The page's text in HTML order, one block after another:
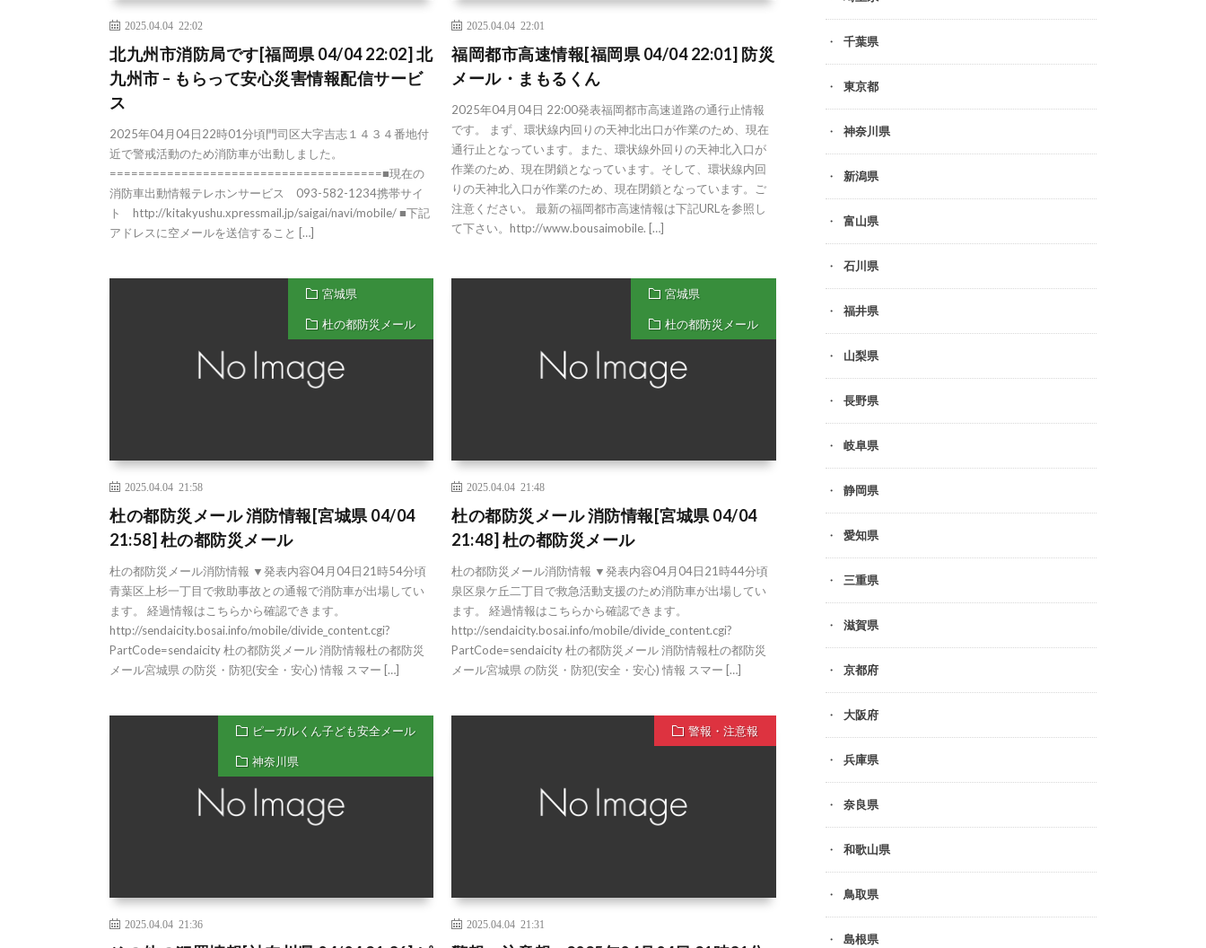
2025.04.04 22:02
北九州市消防局です[福岡県 04/04 22:02] 北
九州市 – もらって安心災害情報配信サービ
ス
2025年04月04日22時01分頃門司区大字吉志１４３４番地付
近で警戒活動のため消防車が出動しました。
======================================■現在の
消防車出動情報テレホンサービス 093-582-1234携帯サイ
ト http://kitakyushu.xpressmail.jp/saigai/navi/mobile/ ■下記
アドレスに空メールを送信すること […]
2025.04.04 22:01
福岡都市高速情報[福岡県 04/04 22:01] 防災
メール・まもるくん
2025年04月04日 22:00発表福岡都市高速道路の通行止情報
です。 まず、環状線内回りの天神北出口が作業のため、現在
通行止となっています。また、環状線外回りの天神北入口が
作業のため、現在閉鎖となっています。そして、環状線内回
りの天神北入口が作業のため、現在閉鎖となっています。ご
注意ください。 最新の福岡都市高速情報は下記URLを参照し
て下さい。http://www.bousaimobile. […]
宮城県
杜の都防災メール
2025.04.04 21:58
杜の都防災メール 消防情報[宮城県 04/04
21:58] 杜の都防災メール
杜の都防災メール消防情報 ▼発表内容04月04日21時54分頃
青葉区上杉一丁目で救助事故との通報で消防車が出場してい
ます。 経過情報はこちらから確認できます。
http://sendaicity.bosai.info/mobile/divide_content.cgi?
PartCode=sendaicity 杜の都防災メール 消防情報杜の都防災
メール宮城県 の防災・防犯(安全・安心) 情報 スマー […]
宮城県
杜の都防災メール
2025.04.04 21:48
杜の都防災メール 消防情報[宮城県 04/04
21:48] 杜の都防災メール
杜の都防災メール消防情報 ▼発表内容04月04日21時44分頃
泉区泉ケ丘二丁目で救急活動支援のため消防車が出場してい
ます。 経過情報はこちらから確認できます。
http://sendaicity.bosai.info/mobile/divide_content.cgi?
PartCode=sendaicity 杜の都防災メール 消防情報杜の都防災
メール宮城県 の防災・防犯(安全・安心) 情報 スマー […]
ピーガルくん子ども安全メール
神奈川県
2025.04.04 21:36
警報・注意報
2025.04.04 21:31
千葉県
東京都
神奈川県
新潟県
富山県
石川県
福井県
山梨県
長野県
岐阜県
静岡県
愛知県
三重県
滋賀県
京都府
大阪府
兵庫県
奈良県
和歌山県
鳥取県
島根県